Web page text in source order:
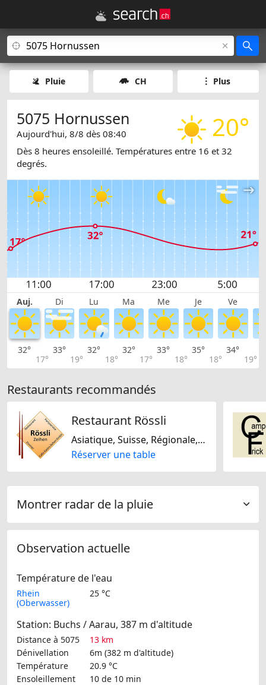
Pluie CH Plus
20°
5075 Hornussen
Aujourd'hui, 8/8 dès 08:40
Dès 8 heures ensoleillé. Températures entre 16 et 32
degrés.
Auj. Di Lu Ma Me Je Ve
32°
17°
33°
19°
32°
18°
32°
17°
33°
18°
35°
18°
34°
19°
Restaurants recommandés
Restaurant Rössli
Asiatique, Suisse, Régionale, De saison, Hollandaise
Réserver une table
Montrer radar de la pluie
Observation actuelle
Température de l'eau
Rhein
(Oberwasser)
25 °C
Station: Buchs / Aarau, 387 m d'altitude
Distance à 5075
13 km
Dénivellation
6m (382 m d'altitude)
Température
20.9 °C
Ensoleillement
10 de 10 min